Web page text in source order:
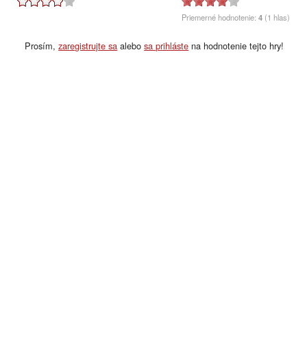
Priemerné hodnotenie:4 (1 hlas)
Prosím,zaregistrujte sa alebosa prihláste na hodnotenie tejto hry!